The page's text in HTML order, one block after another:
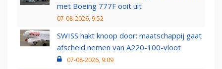
met Boeing 777F ooit uit
07-08-2026, 9:52
SWISS hakt knoop door: maatschappij gaat
afscheid nemen van A220-100-vloot
07-08-2026, 9:09